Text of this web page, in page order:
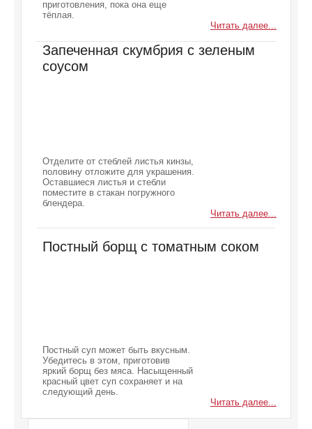
приготовления, пока она еще
тёплая.
Читать далее...
Запеченная скумбрия с зеленым
соусом
Отделите от стеблей листья кинзы,
половину отложите для украшения.
Оставшиеся листья и стебли
поместите в стакан погружного
блендера.
Читать далее...
Постный борщ с томатным соком
Постный суп может быть вкусным.
Убедитесь в этом, приготовив
яркий борщ без мяса. Насыщенный
красный цвет суп сохраняет и на
следующий день.
Читать далее...